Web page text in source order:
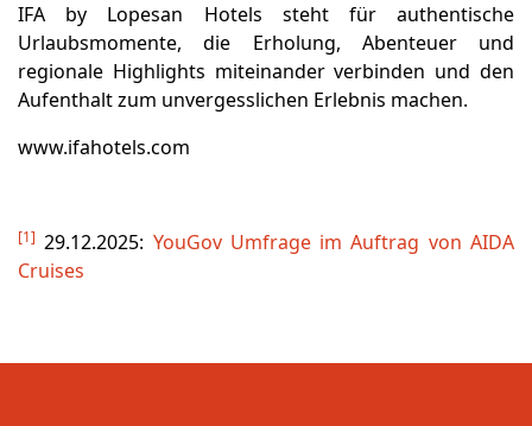
IFA by Lopesan Hotels steht für authentische
Urlaubsmomente, die Erholung, Abenteuer und
regionale Highlights miteinander verbinden und den
Aufenthalt zum unvergesslichen Erlebnis machen.
www.ifahotels.com
[1] 29.12.2025: YouGov Umfrage im Auftrag von AIDA
Cruises